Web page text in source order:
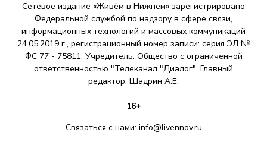
Сетевое издание «Живём в Нижнем» зарегистрировано
Федеральной службой по надзору в сфере связи,
информационных технологий и массовых коммуникаций
24.05.2019 г., регистрационный номер записи: серия ЭЛ №
ФС 77 - 75811. Учредитель: Общество с ограниченной
ответственностью "Телеканал "Диалог". Главный
редактор: Шадрин A.E.
16+
Связаться с нами: info@livennov.ru